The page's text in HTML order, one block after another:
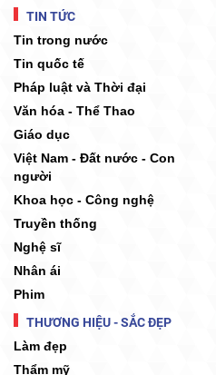
TIN TỨC
Tin trong nước
Tin quốc tế
Pháp luật và Thời đại
Văn hóa - Thể Thao
Giáo dục
Việt Nam - Đất nước - Con
người
Khoa học - Công nghệ
Truyền thống
Nghệ sĩ
Nhân ái
Phim
THƯƠNG HIỆU - SẮC ĐẸP
Làm đẹp
Thẩm mỹ